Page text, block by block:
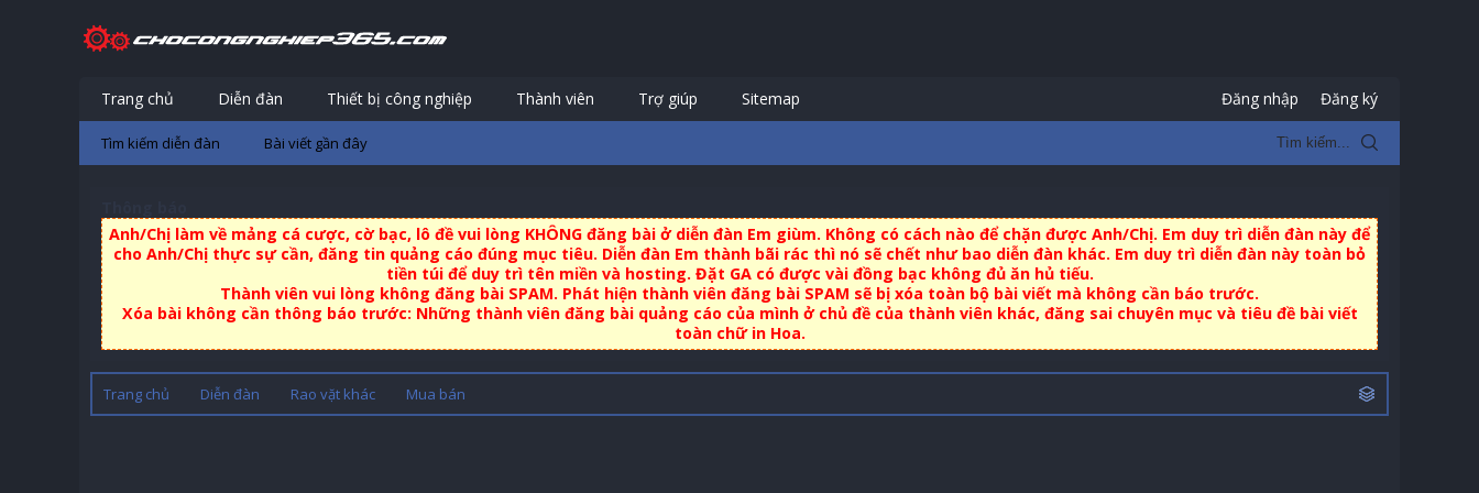
Anh/Chị làm về mảng cá cược, cờ bạc, lô đề vui lòng KHÔNG đăng bài ở diễn đàn Em giùm. Không có cách nào để chặn được Anh/Chị. Em duy trì diễn đàn này để
cho Anh/Chị thực sự cần, đăng tin quảng cáo đúng mục tiêu. Diễn đàn Em thành bãi rác thì nó sẽ chết như bao diễn đàn khác. Em duy trì diễn đàn này toàn bỏ
tiền túi để duy trì tên miền và hosting. Đặt GA có được vài đồng bạc không đủ ăn hủ tiếu.
Thành viên vui lòng không đăng bài SPAM. Phát hiện thành viên đăng bài SPAM sẽ bị xóa toàn bộ bài viết mà không cần báo trước.
Xóa bài không cần thông báo trước: Những thành viên đăng bài quảng cáo của mình ở chủ đề của thành viên khác, đăng sai chuyên mục và tiêu đề bài viết
toàn chữ in Hoa.
Trang chủ Diễn đàn Rao vặt khác Mua bán
Trang chủ Diễn đàn
Tìm kiếm diễn đàn Bài viết gần đây
Thiết bị công nghiệp Thành viên Trợ giúp Sitemap Đăng nhập Đăng ký